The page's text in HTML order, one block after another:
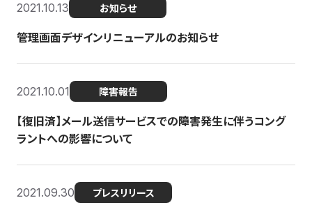
2021.10.13 お知らせ
管理画面デザインリニューアルのお知らせ
2021.10.01 障害報告
【復旧済】メール送信サービスでの障害発生に伴うコング
ラントへの影響について
2021.09.30 プレスリリース